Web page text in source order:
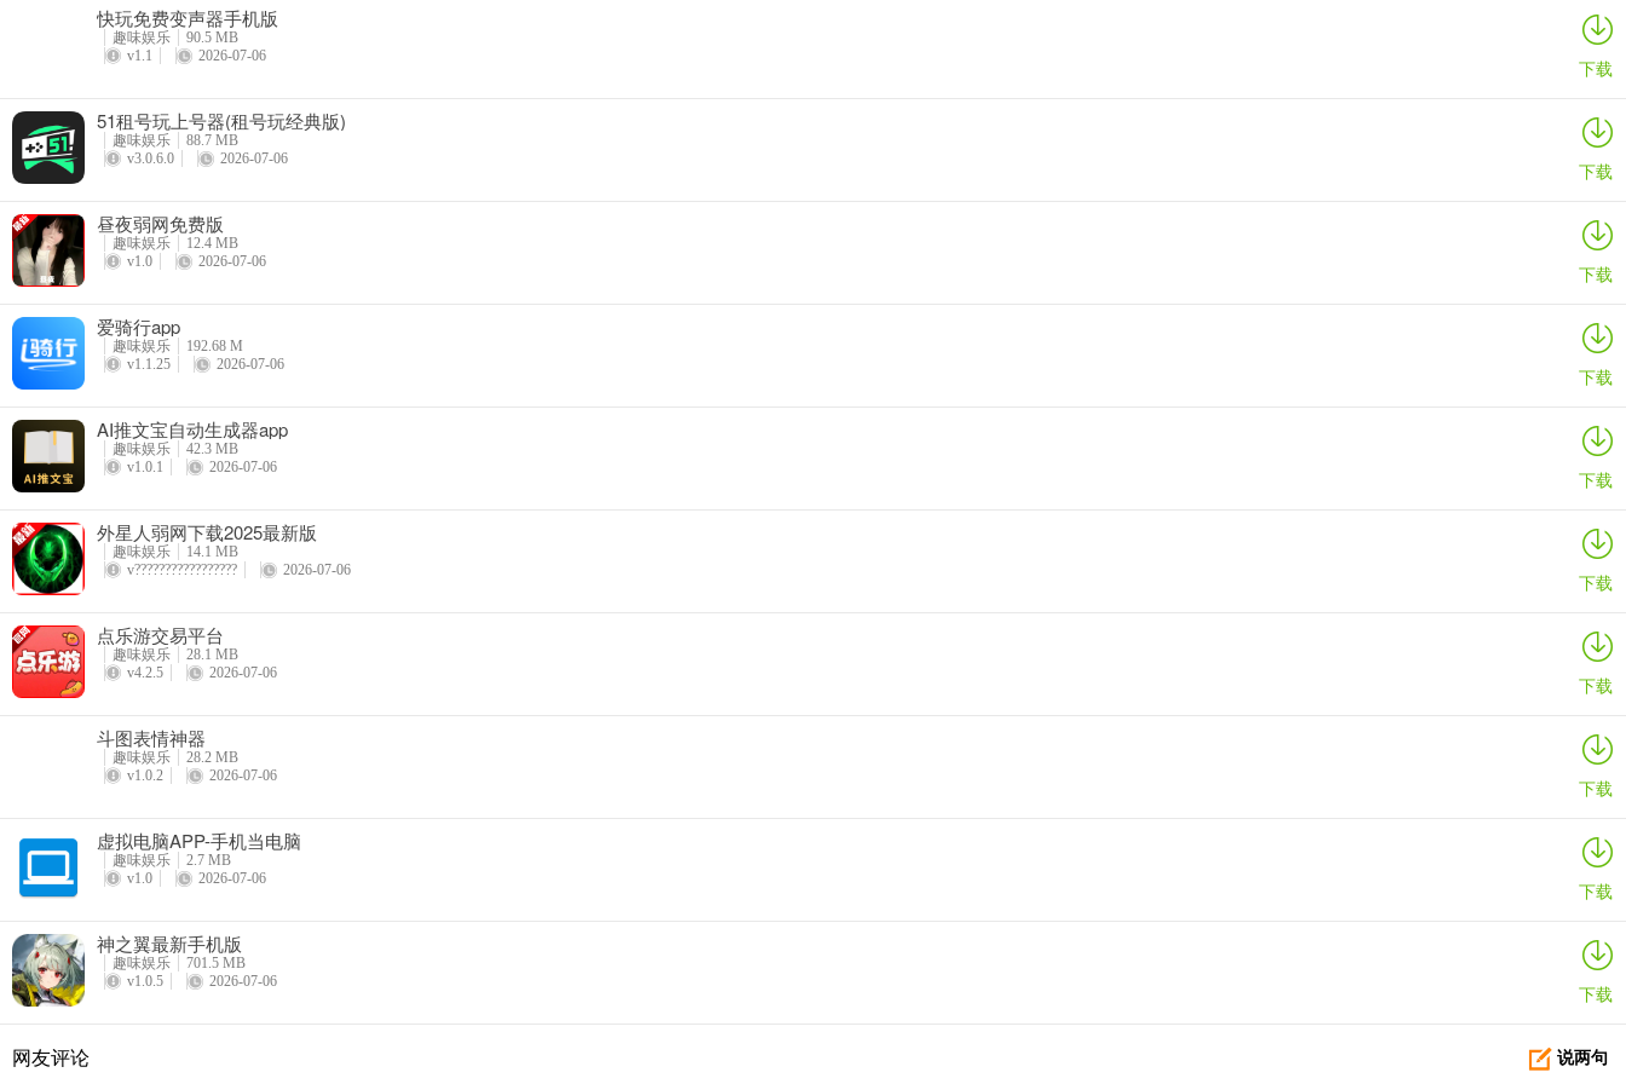
鲁商生活服务是国企嘛
鲁商生活服务所属公司山东鲁商生活科技有限公司是国企。鲁商生活这款购物软件超棒！它能给咱日常购物带来极大便利。各类商品信息实时更新，不管想买啥，打开手机就能在线轻松找到，满足多样购物需求。这
里汇聚超多优质商家，不用担心产品质量。足不出户就能甄选性价比高的商品，喜欢的还能收藏，轻松管理好店。有直播专场，能直观看到商品样貌和品质。本地服务随时关注，资讯动态实时分享。在这购物，物流
快玩免费变声器手机版
趣味娱乐
90.5 MB
v1.1
2026-07-06 下载
51租号玩上号器(租号玩经典版)
趣味娱乐
88.7 MB
v3.0.6.0
2026-07-06 下载
昼夜弱网免费版
趣味娱乐
12.4 MB
v1.0
2026-07-06 下载
爱骑行app
趣味娱乐
192.68 M
v1.1.25
2026-07-06 下载
AI推文宝自动生成器app
趣味娱乐
42.3 MB
v1.0.1
2026-07-06 下载
​外星人弱网下载2025最新版
趣味娱乐
14.1 MB
v?????????????????
2026-07-06 下载
点乐游交易平台
趣味娱乐
28.1 MB
v4.2.5
2026-07-06 下载
斗图表情神器
趣味娱乐
28.2 MB
v1.0.2
2026-07-06 下载
虚拟电脑APP-手机当电脑
趣味娱乐
2.7 MB
v1.0
2026-07-06 下载
神之翼最新手机版
趣味娱乐
701.5 MB
v1.0.5
2026-07-06 下载
说两句
网友评论